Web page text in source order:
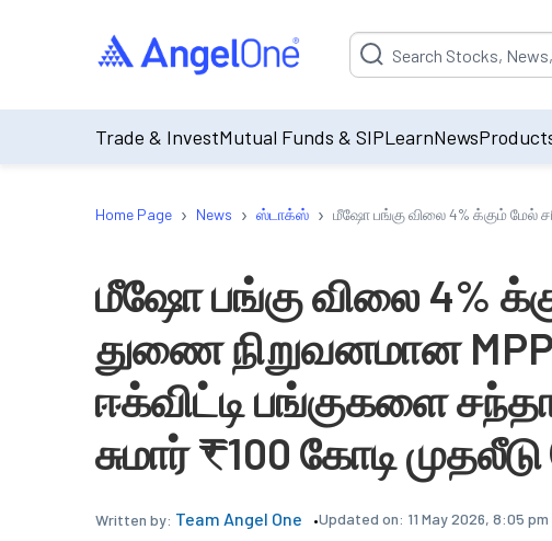
Suggestion will be
Trade & InvestMutual Funds & SIPLearnNews
Home Page › News › ஸ்டாக்ஸ் › மீஷோ பங்கு விலை 4% க்கும் மேல்
மீஷோ பங்கு விலை 4%
துணை நிறுவனமான
ஈக்விட்டி பங்குகளை
சுமார் ₹100 கோடி
Written by: Team Angel One Updated on: 11 May 2026, 8:05 pm